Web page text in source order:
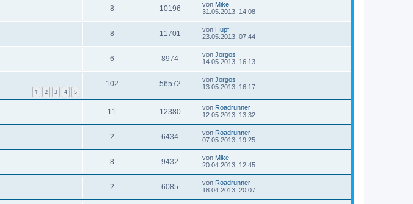
8 10196 von Mike
31.05.2013, 14:08
8 11701 von Hupf
23.05.2013, 07:44
6 8974 von Jorgos
14.05.2013, 16:13
1 2 3 4 5
102 56572 von Jorgos
13.05.2013, 16:17
11 12380 von Roadrunner
12.05.2013, 13:32
2 6434 von Roadrunner
07.05.2013, 19:25
8 9432 von Mike
20.04.2013, 12:45
2 6085 von Roadrunner
18.04.2013, 20:07